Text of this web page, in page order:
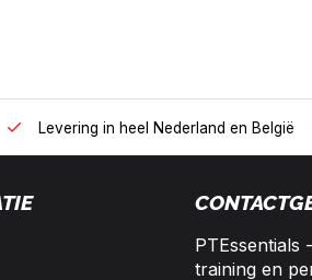
B2B kopen op 30 dagen factuur met Biller!
PTEssentials
training en